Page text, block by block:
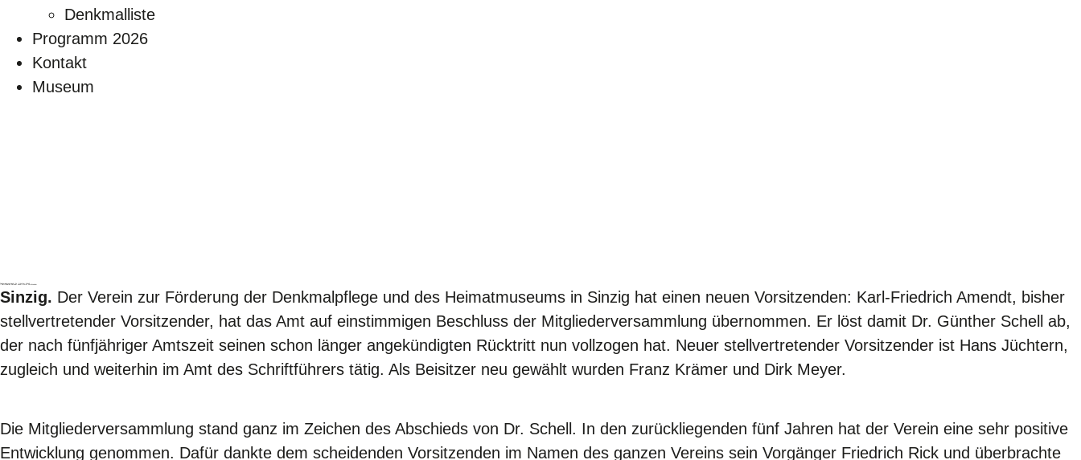
Denkmalliste
Programm 2026
Kontakt
Museum
Sinzig. Der Verein zur Förderung der Denkmalpflege und des Heimatmuseums in Sinzig hat einen neuen Vorsitzenden: Karl-Friedrich Amendt, bisher
stellvertretender Vorsitzender, hat das Amt auf einstimmigen Beschluss der Mitgliederversammlung übernommen. Er löst damit Dr. Günther Schell ab,
der nach fünfjähriger Amtszeit seinen schon länger angekündigten Rücktritt nun vollzogen hat. Neuer stellvertretender Vorsitzender ist Hans Jüchtern,
zugleich und weiterhin im Amt des Schriftführers tätig. Als Beisitzer neu gewählt wurden Franz Krämer und Dirk Meyer.
Die Mitgliederversammlung stand ganz im Zeichen des Abschieds von Dr. Schell. In den zurückliegenden fünf Jahren hat der Verein eine sehr positive
Entwicklung genommen. Dafür dankte dem scheidenden Vorsitzenden im Namen des ganzen Vereins sein Vorgänger Friedrich Rick und überbrachte